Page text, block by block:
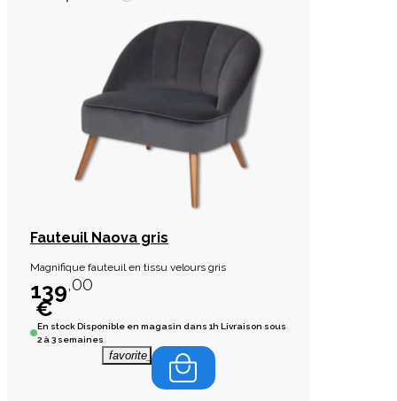
Fauteuil Naova gris
Magnifique fauteuil en tissu velours gris
139,00
€
En stockDisponible en magasin dans 1h Livraison sous
2 à 3 semaines
favorite_border